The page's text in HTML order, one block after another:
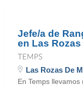
Jefe/a de
en Las Rozas
TEMPS
Las Rozas De
En Temps